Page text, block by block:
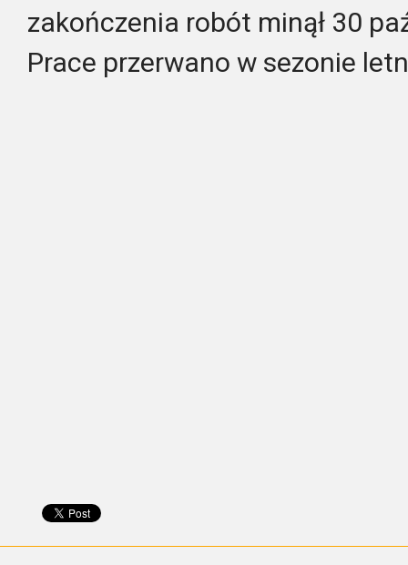
zakończenia robót minął 30
Prace przerwano w sezonie